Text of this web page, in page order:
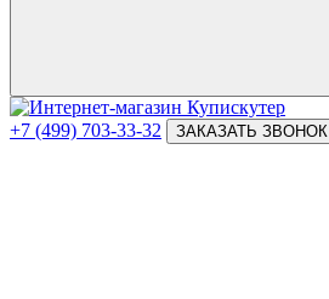
+7 (499) 703-33-32 ЗАКАЗАТЬ ЗВОНОК